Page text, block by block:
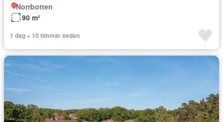
Norrbotten
90 m²
1 dag + 10 timmar sedan